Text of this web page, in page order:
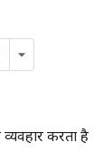
करता है